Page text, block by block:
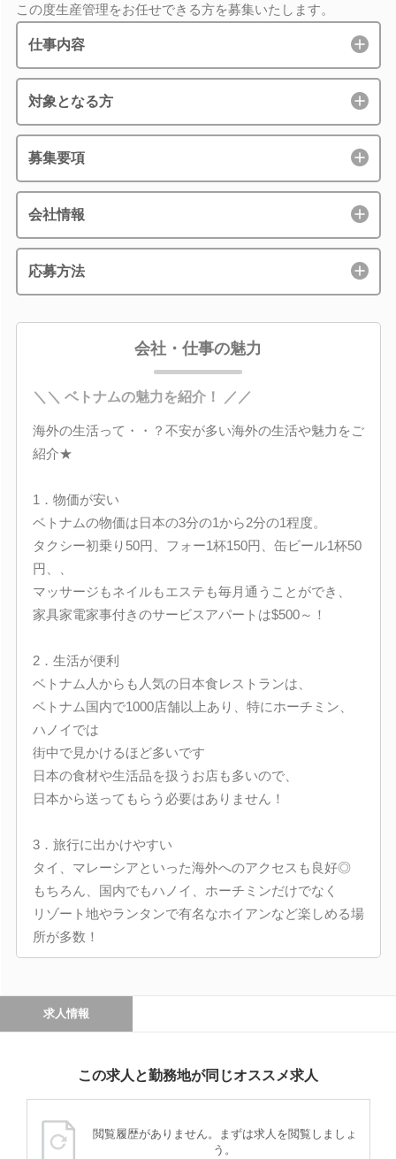
この度生産管理をお任せできる方を募集いたします。
仕事内容
対象となる方
募集要項
会社情報
応募方法
会社・仕事の魅力
＼＼ ベトナムの魅力を紹介！ ／／
海外の生活って・・？不安が多い海外の生活や魅力をご
紹介★
1．物価が安い
ベトナムの物価は日本の3分の1から2分の1程度。
タクシー初乗り50円、フォー1杯150円、缶ビール1杯50
円、、
マッサージもネイルもエステも毎月通うことができ、
家具家電家事付きのサービスアパートは$500～！
2．生活が便利
ベトナム人からも人気の日本食レストランは、
ベトナム国内で1000店舗以上あり、特にホーチミン、
ハノイでは
街中で見かけるほど多いです
日本の食材や生活品を扱うお店も多いので、
日本から送ってもらう必要はありません！
3．旅行に出かけやすい
タイ、マレーシアといった海外へのアクセスも良好◎
もちろん、国内でもハノイ、ホーチミンだけでなく
リゾート地やランタンで有名なホイアンなど楽しめる場
所が多数！
求人情報
この求人と勤務地が同じオススメ求人
閲覧履歴がありません。まずは求人を閲覧しましょ
う。